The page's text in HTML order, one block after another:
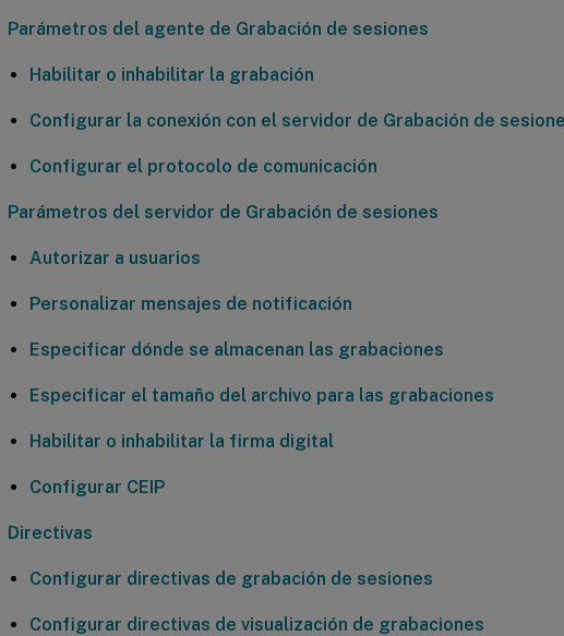
Parámetros del agente de Grabación de sesiones
Habilitar o inhabilitar la grabación
Configurar la conexión con el servidor de Grabación de
Configurar el protocolo de comunicación
Parámetros del servidor de Grabación de sesiones
Autorizar a usuarios
Personalizar mensajes de notificación
Especificar dónde se almacenan las grabaciones
Especificar el tamaño del archivo para las grabaciones
Habilitar o inhabilitar la firma digital
Configurar CEIP
Directivas
Configurar directivas de grabación de sesiones
Configurar directivas de visualización de grabaciones